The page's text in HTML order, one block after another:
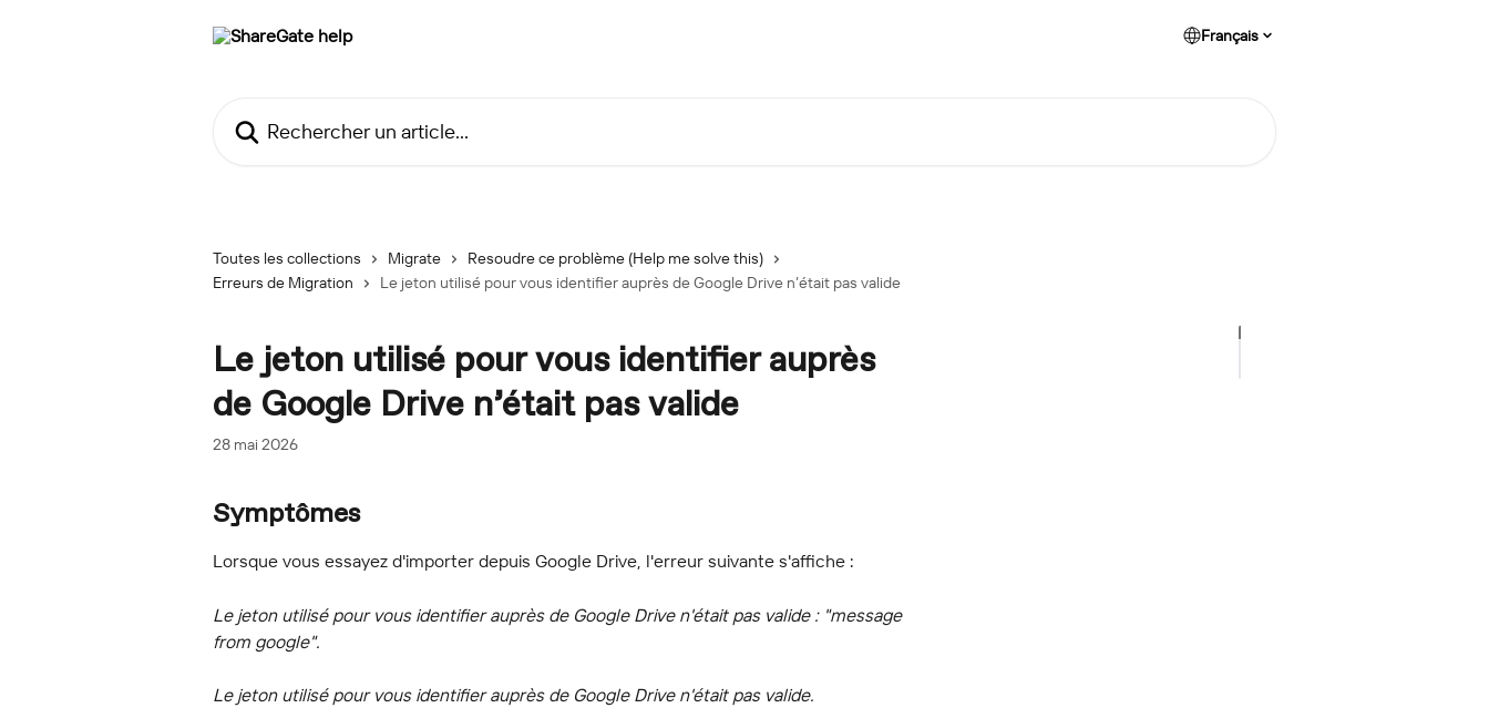
Français
Toutes les collections Migrate
Resoudre ce problème (Help me solve this)
Erreurs de Migration
Le jeton utilisé pour vous identifier auprès de Google Drive n’était pas valide
Le jeton utilisé pour vous identifier auprès
de Google Drive n’était pas valide
28 mai 2026
Symptômes
Lorsque vous essayez d'importer depuis Google Drive, l'erreur suivante s'affiche :
Le jeton utilisé pour vous identifier auprès de Google Drive n'était pas valide : "message
from google".
Le jeton utilisé pour vous identifier auprès de Google Drive n'était pas valide.